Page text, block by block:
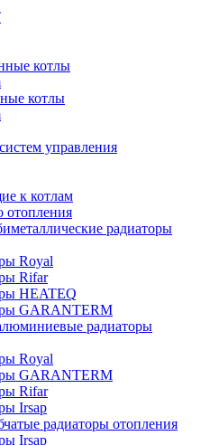
котлы
котлы
управления
к котлам
отопления
радиаторы
Royal
Rifar
HEATEQ
GARANTERM
радиаторы
Royal
GARANTERM
Rifar
Irsap
радиаторы отопления
Irsap